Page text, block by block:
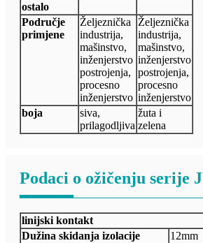
ostalo
Područje
primjene
Željeznička
industrija,
mašinstvo,
inženjerstvo
postrojenja,
procesno
inženjerstvo
Željeznička
industrija,
mašinstvo,
inženjerstvo
postrojenja,
procesno
inženjerstvo
boja
siva,
prilagodljiva
žuta i
zelena
Podaci o ožičenju serije
linijski kontakt
Dužina skidanja izolacije
12mm